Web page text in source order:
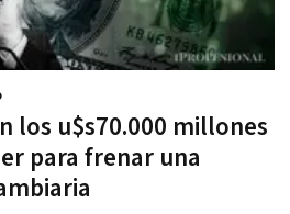
los u$s70.000 millones
para frenar una